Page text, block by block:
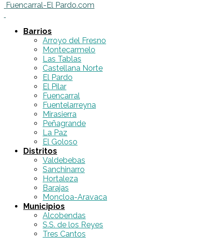
Fuencarral-El Pardo.com
Barrios
Arroyo del Fresno
Montecarmelo
Las Tablas
Castellana Norte
El Pardo
El Pilar
Fuencarral
Fuentelarreyna
Mirasierra
Peñagrande
La Paz
El Goloso
Distritos
Valdebebas
Sanchinarro
Hortaleza
Barajas
Moncloa-Aravaca
Municipios
Alcobendas
S.S. de los Reyes
Tres Cantos